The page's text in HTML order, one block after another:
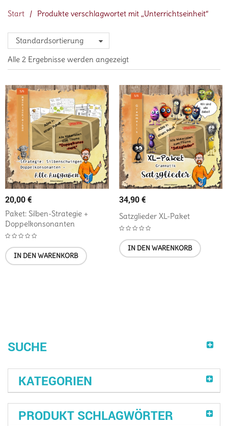
Start / Produkte verschlagwortet mit „Unterrichtseinheit“
SUCHE
KATEGORIEN
PRODUKT SCHLAGWÖRTER
Standardsortierung
Alle 2 Ergebnisse werden angezeigt
20,00€
Paket: Silben-Strategie +
Doppelkonsonanten
IN DEN WARENKORB
34,90€
Satzglieder XL-Paket
IN DEN WARENKORB